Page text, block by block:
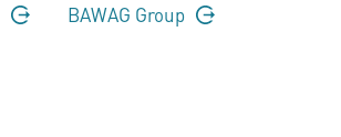
BAWAG Group